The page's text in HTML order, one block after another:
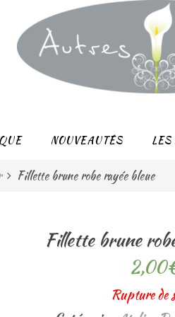
NOUVEAUTÉS
Fillette brune robe rayée bleue
Fillette brune
2,00
Rupture de